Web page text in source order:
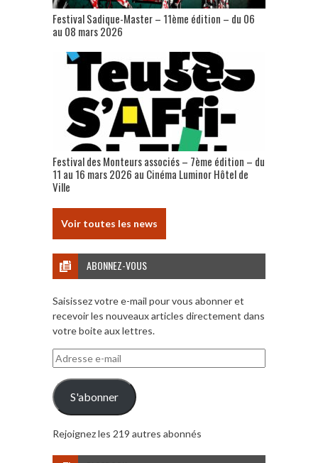
Festival Sadique-Master – 11ème édition – du 06
au 08 mars 2026
Festival des Monteurs associés – 7ème édition – du
11 au 16 mars 2026 au Cinéma Luminor Hôtel de
Ville
Voir toutes les news
ABONNEZ-VOUS
Saisissez votre e-mail pour vous abonner et
recevoir les nouveaux articles directement dans
votre boite aux lettres.
Adresse
e-
mail
S'abonner
Rejoignez les 219 autres abonnés